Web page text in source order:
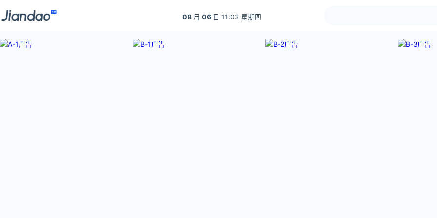
08 月 06 日 11:03 星期四